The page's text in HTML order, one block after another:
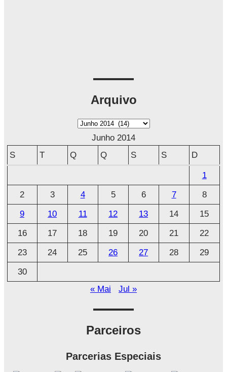
Arquivo
A
v
o
Junho 2014
S
T Q Q S S D
1
2
3 4 5 6 7
8
9
10 11 12 13 14
15
16
17 18 19 20 21
22
23
24 25 26 27 28
29
30
« Mai
Jul »
Parceiros
Parcerias Especiais